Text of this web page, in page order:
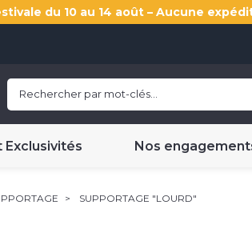
du 10 au 14 août – Aucune
Nos
SUPPORTAGE "LOURD"